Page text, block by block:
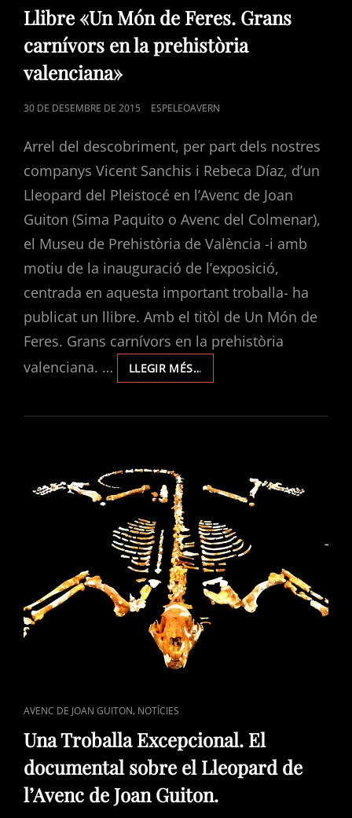
LINKS
Llibre «Un Món de Feres. Grans
carnívors en la prehistòria
valenciana»
POSTED
30 DE DESEMBRE DE 2015 ESPELEOAVERN
Arrel del descobriment, per part dels nostres
companys Vicent Sanchis i Rebeca Díaz, d’un
Lleopard del Pleistocé en l’Avenc de Joan
Guiton (Sima Paquito o Avenc del Colmenar),
el Museu de Prehistòria de València -i amb
motiu de la inauguració de l’exposició,
centrada en aquesta important troballa- ha
publicat un llibre. Amb el titòl de Un Món de
Feres. Grans carnívors en la prehistòria
valenciana. …
LLEGIR MÉS…LLIBRE
«UN
DE
EN
PREHISTÒRIA
VALENCIANA»
CAT
LINKS
AVENC DE JOAN GUITON, NOTÍCIES
Una Troballa Excepcional. El
documental sobre el Lleopard de
l’Avenc de Joan Guiton.